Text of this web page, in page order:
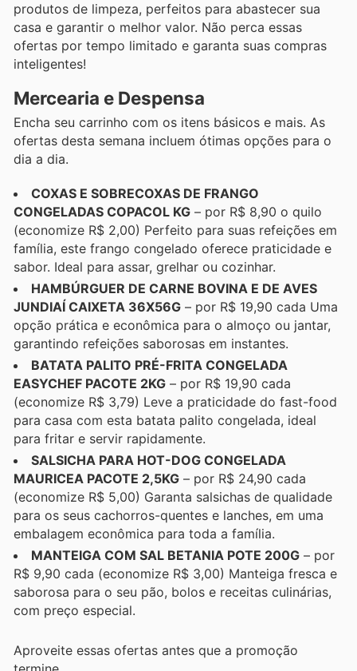
produtos de limpeza, perfeitos para abastecer sua
casa e garantir o melhor valor. Não perca essas
ofertas por tempo limitado e garanta suas compras
inteligentes!
Mercearia e Despensa
Encha seu carrinho com os itens básicos e mais. As
ofertas desta semana incluem ótimas opções para o
dia a dia.
COXAS E SOBRECOXAS DE FRANGO
CONGELADAS COPACOL KG – por R$ 8,90 o quilo
(economize R$ 2,00) Perfeito para suas refeições em
família, este frango congelado oferece praticidade e
sabor. Ideal para assar, grelhar ou cozinhar.
HAMBÚRGUER DE CARNE BOVINA E DE AVES
JUNDIAÍ CAIXETA 36X56G – por R$ 19,90 cada Uma
opção prática e econômica para o almoço ou jantar,
garantindo refeições saborosas em instantes.
BATATA PALITO PRÉ-FRITA CONGELADA
EASYCHEF PACOTE 2KG – por R$ 19,90 cada
(economize R$ 3,79) Leve a praticidade do fast-food
para casa com esta batata palito congelada, ideal
para fritar e servir rapidamente.
SALSICHA PARA HOT-DOG CONGELADA
MAURICEA PACOTE 2,5KG – por R$ 24,90 cada
(economize R$ 5,00) Garanta salsichas de qualidade
para os seus cachorros-quentes e lanches, em uma
embalagem econômica para toda a família.
MANTEIGA COM SAL BETANIA POTE 200G – por
R$ 9,90 cada (economize R$ 3,00) Manteiga fresca e
saborosa para o seu pão, bolos e receitas culinárias,
com preço especial.
Aproveite essas ofertas antes que a promoção